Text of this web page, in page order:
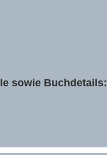
sowie Buchdetails: